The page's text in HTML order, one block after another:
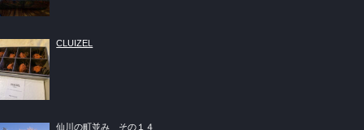
CLUIZEL
仙川の町並み その１４